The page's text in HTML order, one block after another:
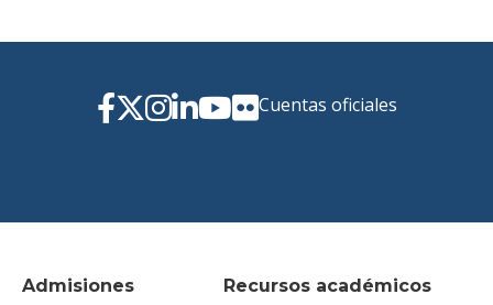
Admisiones Recursos académicos
Cuentas oficiales